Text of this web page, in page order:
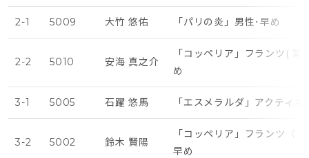
2-1 5009 大竹 悠佑 「パリの炎」男性･早め
2-2 5010 安海 真之介
「コッペリア」フランツ( 第
め
3-1 5005 石躍 悠馬 「エスメラルダ」アクティオ
3-2 5002 鈴木 賢陽
「コッペリア」フランツ（
早め